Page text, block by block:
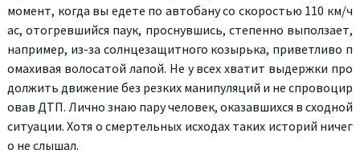
момент, когда вы едете по автобану со скоростью 110 км/ч
ас, отогревшийся паук, проснувшись, степенно выползает,
например, из-за солнцезащитного козырька, приветливо п
омахивая волосатой лапой. Не у всех хватит выдержки про
должить движение без резких манипуляций и не спровоцир
овав ДТП. Лично знаю пару человек, оказавшихся в сходной
ситуации. Хотя о смертельных исходах таких историй ничег
о не слышал.